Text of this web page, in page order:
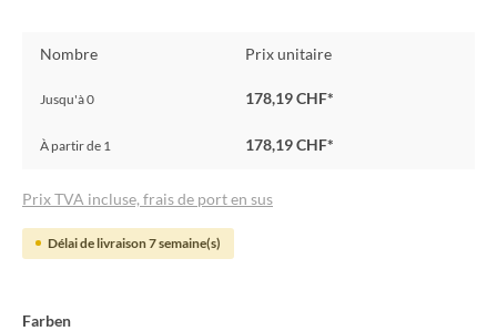
Nombre Prix unitaire
Jusqu'à0 178,19 CHF*
À partir de 1 178,19 CHF*
Prix TVA incluse, frais de port en sus
Délai de livraison 7 semaine(s)
Farben